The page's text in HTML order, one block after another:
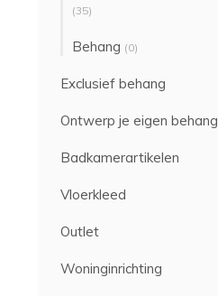
(35)
Behang (0)
Exclusief behang
Ontwerp je eigen behang
Badkamerartikelen
Vloerkleed
Outlet
Woninginrichting